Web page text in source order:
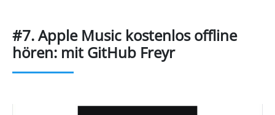
#7. Apple Music kostenlos offline
hören: mit GitHub Freyr